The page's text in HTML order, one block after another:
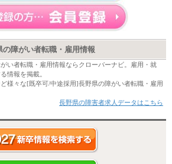
障がい者転職・雇用情報
い者転職・雇用情報ならクローバーナビ。雇用・就
情報を掲載。
ど様々な[既卒可/中途採用]長野県の障がい者転職・雇用
長野県の障害者求人データはこちら